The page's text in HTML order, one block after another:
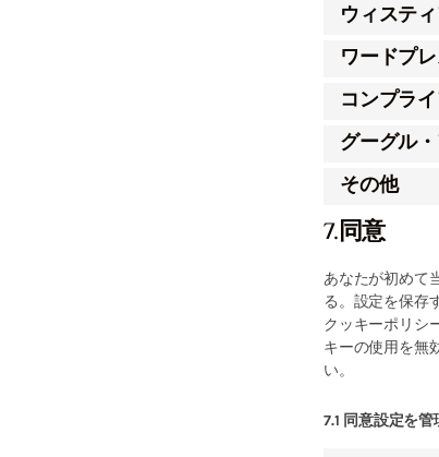
ウィステ
ワードプ
コンプラ
グーグル
その他
7.同意
あなたが初めて
る。設定を保存
クッキーポリシ
キーの使用を無
い。
7.1 同意設定を管